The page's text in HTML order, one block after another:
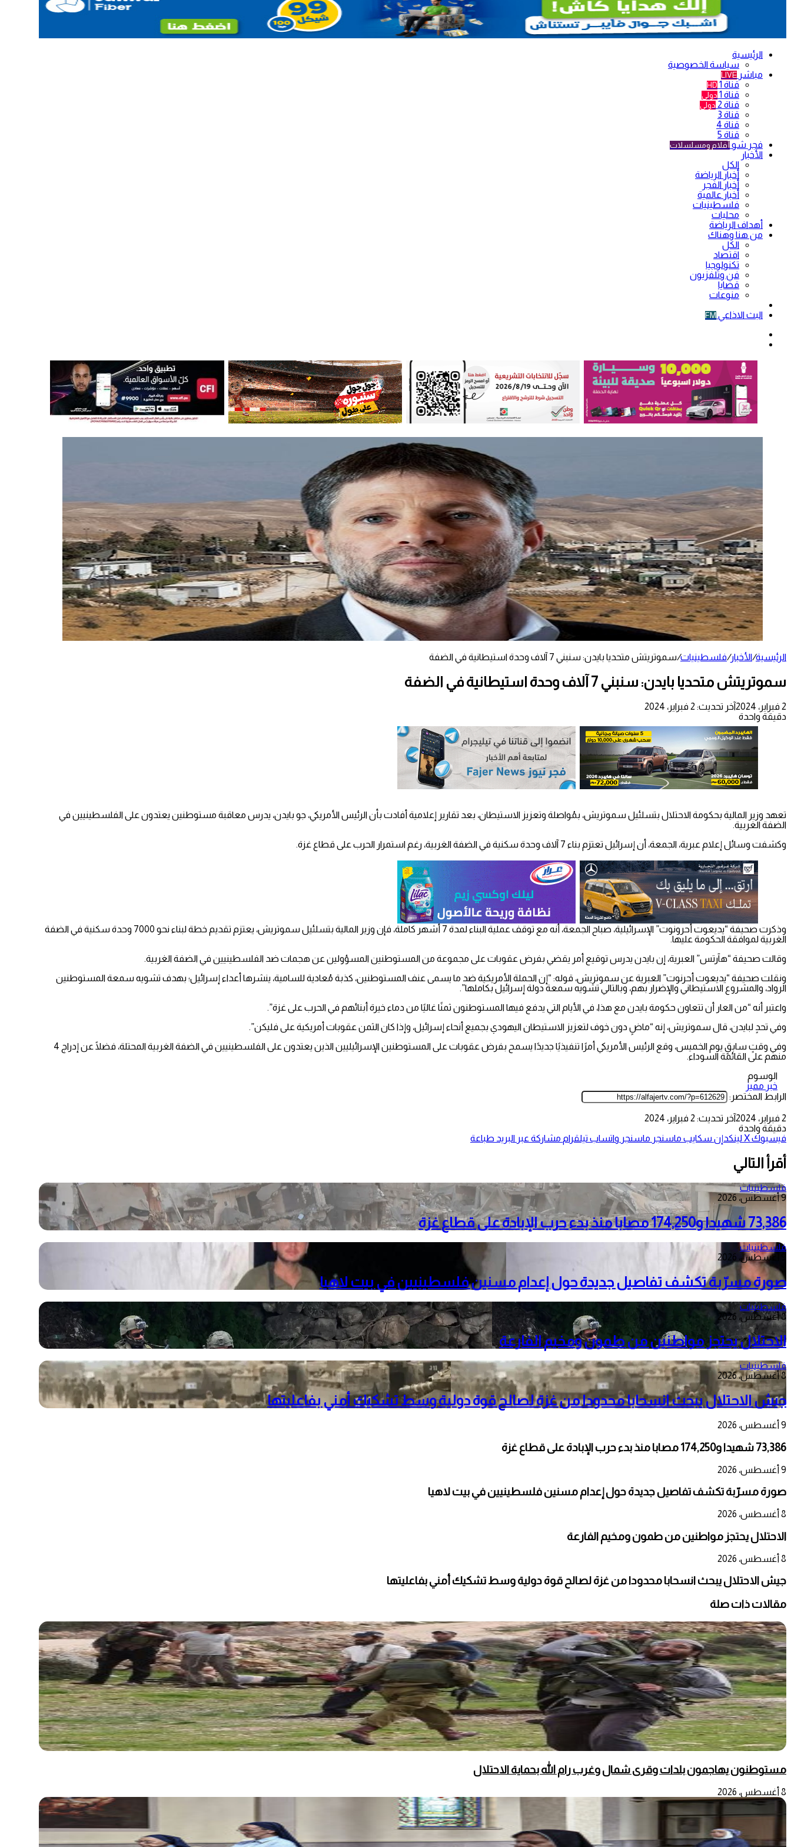
الرئيسية
سياسة الخصوصية
مباشر LIVE
قناة 1 HD
قناة 1 دولي
قناة 2 دولي
قناة 3
قناة 4
قناة 5
فجر شو أفلام ومسلسلات
الأخبار
الكل
أخبار الرياضة
أخبار الفجر
أخبار عالمية
فلسطينيات
محليات
أهداف الرياضة
من هنا وهناك
الكل
اقتصاد
تكنولوجيا
فن وتلفزيون
قضايا
منوعات
البث الاذاعي FM
الرئيسية/الأخبار/فلسطينيات/سموتريتش متحديا بايدن: سنبني 7 آلاف وحدة استيطانية في الضفة
سموتريتش متحديا بايدن: سنبني 7 آلاف وحدة استيطانية في الضفة
2 فبراير، 2024
آخر تحديث: 2 فبراير، 2024
دقيقة واحدة
تعهد وزير المالية بحكومة الاحتلال بتسلئيل سموتريش، بمُواصلة وتعزيز الاستيطان، بعد تقارير إعلامية أفادت بأن الرئيس الأمريكي، جو بايدن، يدرس معاقبة مستوطنين يعتدون على الفلسطينيين في
الضفة الغربية.
وكشفت وسائل إعلام عبرية، الجمعة، أن إسرائيل تعتزم بناء 7 آلاف وحدة سكنية في الضفة الغربية، رغم استمرار الحرب على قطاع غزة.
وذكرت صحيفة “يديعوت أحرونوت” الإسرائيلية، صباح الجمعة، أنه مع توقف عملية البناء لمدة 7 أشهر كاملة، فإن وزير المالية بتسلئيل سموتريش، يعتزم تقديم خطة لبناء نحو 7000 وحدة سكنية في الضفة
الغربية لموافقة الحكومة عليها.
وقالت صحيفة “هآرتس” العبرية، إن بايدن يدرس توقيع أمر يقضي بفرض عقوبات على مجموعة من المستوطنين المسؤولين عن هجمات ضد الفلسطينيين في الضفة الغربية.
ونقلت صحيفة “يديعوت أحرنوت” العبرية عن سموتريش، قوله: “إن الحملة الأمريكية ضد ما يسمى عنف المستوطنين، كذبة مُعادية للسامية، ينشرها أعداء إسرائيل؛ بهدف تشويه سمعة المستوطنين
الرواد، والمشروع الاستيطاني والإضرار بهم، وبالتالي تشويه سمعة دولة إسرائيل بكاملها”.
واعتبر أنه “من العار أن تتعاون حكومة بايدن مع هذا، في الأيام التي يدفع فيها المستوطنون ثمنًا غاليًا من دماء خيرة أبنائهم في الحرب على غزة”.
وفي تحدٍ لبايدن، قال سموتريش، إنه “ماضٍ دون خوف لتعزيز الاستيطان اليهودي بجميع أنحاء إسرائيل، وإذا كان الثمن عقوبات أمريكية على فليكن”.
وفي وقتٍ سابقٍ يوم الخميس، وقع الرئيس الأمريكي أمرًا تنفيذيًا جديدًا يسمح بفرض عقوبات على المستوطنين الإسرائيليين الذين يعتدون على الفلسطينيين في الضفة الغربية المحتلة، فضلًا عن إدراج 4
منهم على القائمة السوداء.
الوسوم
خبر مميز
الرابط المختصر:
2 فبراير، 2024
آخر تحديث: 2 فبراير، 2024
دقيقة واحدة
فيسبوك‫Xلينكدإن سكايب ماسنجر ماسنجر واتساب تيلقرام مشاركة عبر البريد طباعة
أقرأ التالي
فلسطينيات
9 أغسطس، 2026
73,386 شهيدا و174,250 مصابا منذ بدء حرب الإبادة على قطاع غزة
فلسطينيات
صورة مسرّبة تكشف تفاصيل جديدة حول إعدام مسنين فلسطينيين في بيت لاهيا
فلسطينيات
8 أغسطس، 2026
الاحتلال يحتجز مواطنين من طمون ومخيم الفارعة
فلسطينيات
8 أغسطس، 2026
جيش الاحتلال يبحث انسحابا محدودا من غزة لصالح قوة دولية وسط تشكيك أمني بفاعليتها
9 أغسطس، 2026
73,386 شهيدا و174,250 مصابا منذ بدء حرب الإبادة على قطاع غزة
9 أغسطس، 2026
صورة مسرّبة تكشف تفاصيل جديدة حول إعدام مسنين فلسطينيين في بيت لاهيا
8 أغسطس، 2026
الاحتلال يحتجز مواطنين من طمون ومخيم الفارعة
8 أغسطس، 2026
جيش الاحتلال يبحث انسحابا محدودا من غزة لصالح قوة دولية وسط تشكيك أمني بفاعليتها
مقالات ذات صلة
مستوطنون يهاجمون بلدات وقرى شمال وغرب رام الله بحماية الاحتلال
8 أغسطس، 2026